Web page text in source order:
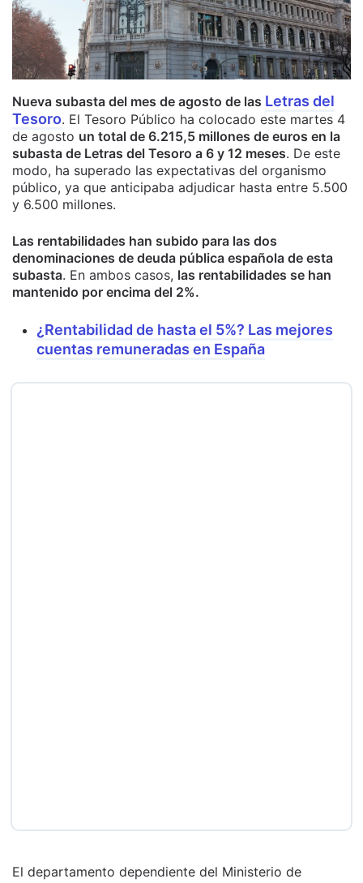
Nueva subasta del mes de agosto de las Letras del
Tesoro. El Tesoro Público ha colocado este martes 4
de agosto un total de 6.215,5 millones de euros en la
subasta de Letras del Tesoro a 6 y 12 meses. De este
modo, ha superado las expectativas del organismo
público, ya que anticipaba adjudicar hasta entre 5.500
y 6.500 millones.
Las rentabilidades han subido para las dos
denominaciones de deuda pública española de esta
subasta. En ambos casos, las rentabilidades se han
mantenido por encima del 2%.
¿Rentabilidad de hasta el 5%? Las mejores
cuentas remuneradas en España
El departamento dependiente del Ministerio de